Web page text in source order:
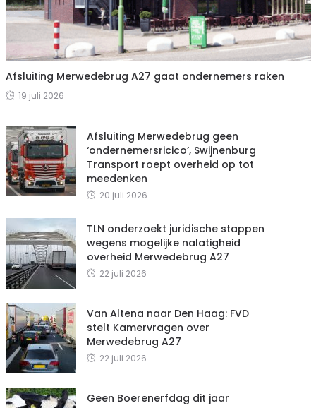
Afsluiting Merwedebrug A27 gaat ondernemers raken
19 juli 2026
Afsluiting Merwedebrug geen
‘ondernemersricico’, Swijnenburg
Transport roept overheid op tot
meedenken
20 juli 2026
TLN onderzoekt juridische stappen
wegens mogelijke nalatigheid
overheid Merwedebrug A27
22 juli 2026
Van Altena naar Den Haag: FVD
stelt Kamervragen over
Merwedebrug A27
22 juli 2026
Geen Boerenerfdag dit jaar